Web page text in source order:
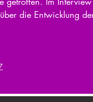
die Entwicklung